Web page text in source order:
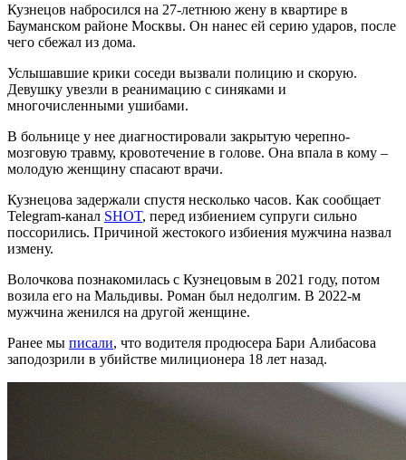
Кузнецов набросился на 27-летнюю жену в квартире в
Бауманском районе Москвы. Он нанес ей серию ударов, после
чего сбежал из дома.
Услышавшие крики соседи вызвали полицию и скорую.
Девушку увезли в реанимацию с синяками и
многочисленными ушибами.
В больнице у нее диагностировали закрытую черепно-
мозговую травму, кровотечение в голове. Она впала в кому –
молодую женщину спасают врачи.
Кузнецова задержали спустя несколько часов. Как сообщает
Telegram-канал SHOT, перед избиением супруги сильно
поссорились. Причиной жестокого избиения мужчина назвал
измену.
Волочкова познакомилась с Кузнецовым в 2021 году, потом
возила его на Мальдивы. Роман был недолгим. В 2022-м
мужчина женился на другой женщине.
Ранее мы писали, что водителя продюсера Бари Алибасова
заподозрили в убийстве милиционера 18 лет назад.